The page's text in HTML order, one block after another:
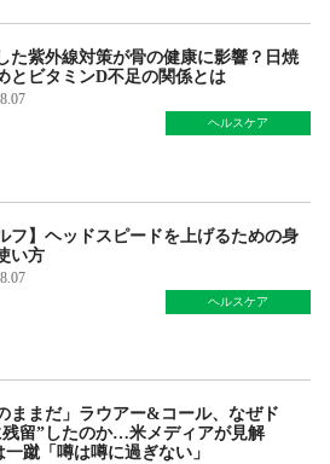
た紫外線対策が骨の健康に影響？日焼
とビタミンD不足の関係とは
ヘルスケア
フ】ヘッドスピードを上げるための身
い方
ヘルスケア
ままだ」ラウアー&コール、なぜド
残留”したのか…米メディアが見解
一蹴「噂は噂に過ぎない」